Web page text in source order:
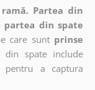
Partea din
partea din spate
care sunt prinse
din spate include
a captura